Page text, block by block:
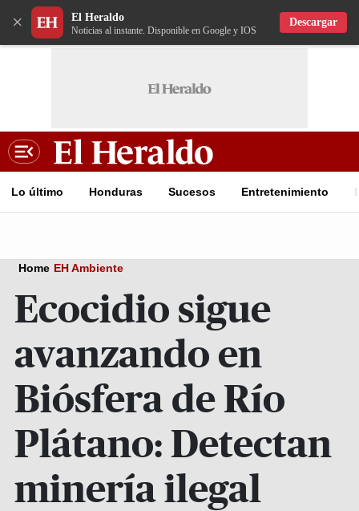
× El Heraldo
Noticias al instante. Disponible en Google y IOS
Descargar
Lo último Honduras Sucesos Entretenimiento
Home EH Ambiente
Ecocidio sigue
avanzando en
Biósfera de Río
Plátano: Detectan
minería ilegal